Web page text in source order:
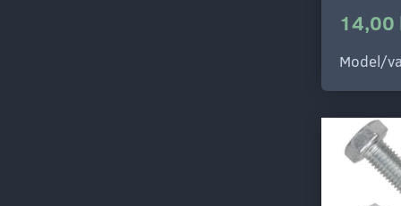
14,00
Model/